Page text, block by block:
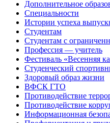
Дополнительное
Специальности
Истории успеха
Студентам
Студентам с
Профессия — учитель
Фестиваль «Весенняя
Студенческий
Здоровый образ жизни
ВФСК ГТО
Противодействие
Противодействие
Информационная